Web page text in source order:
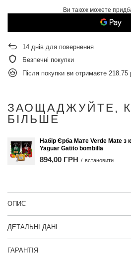
Ви також можете
14 днів для повернення
Безпечні покупки
Після покупки ви отримаєте 218.75
ЗАОЩАДЖУЙТЕ,
БІЛЬШЕ
Набір Єрба Мате Verde Mate з
Yaguar Gatito bombilla
894,00 ГРН / встановити
ОПИС
ДЕТАЛЬНІ ДАНІ
ГАРАНТІЯ